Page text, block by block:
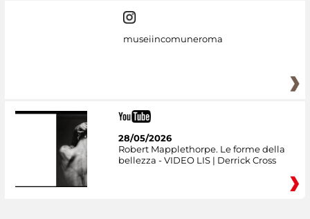
museiincomuneroma
28/05/2026
Robert Mapplethorpe. Le forme della
bellezza - VIDEO LIS | Derrick Cross